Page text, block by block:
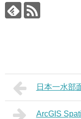
日本一水部
ArcGIS